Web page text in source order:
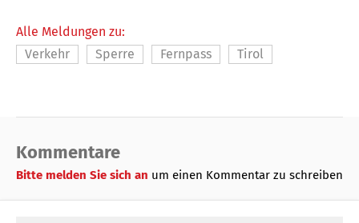
Alle Meldungen zu:
Verkehr
Sperre Fernpass Tirol
Kommentare
Bitte melden Sie sich an um einen Kommentar zu schreiben